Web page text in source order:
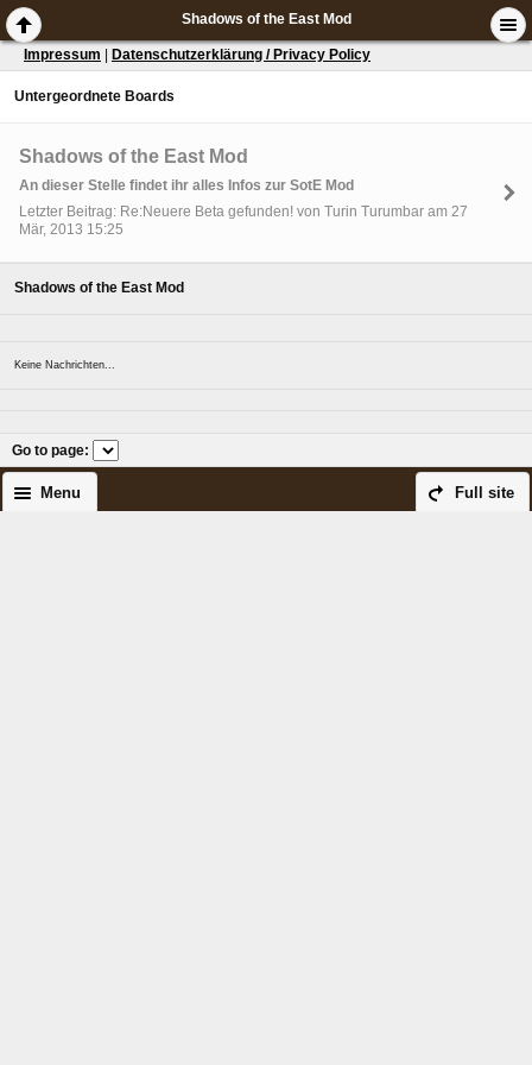
Shadows of the East Mod
Impressum Datenschutzerklärung / Privacy Policy
Untergeordnete Boards
Shadows of the East Mod
An dieser Stelle findet ihr alles Infos zur SotE Mod
Letzter Beitrag: Re:Neuere Beta gefunden! von Turin Turumbar am 27
Mär, 2013 15:25
Shadows of the East Mod
Keine Nachrichten...
Go to page:
Full site
Menu